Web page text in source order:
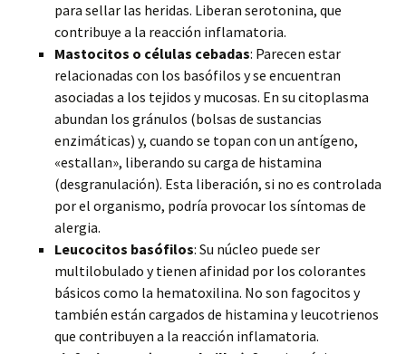
para sellar las heridas. Liberan serotonina, que
contribuye a la reacción inflamatoria.
Mastocitos o células cebadas: Parecen estar
relacionadas con los basófilos y se encuentran
asociadas a los tejidos y mucosas. En su citoplasma
abundan los gránulos (bolsas de sustancias
enzimáticas) y, cuando se topan con un antígeno,
«estallan», liberando su carga de histamina
(desgranulación). Esta liberación, si no es controlada
por el organismo, podría provocar los síntomas de
alergia.
Leucocitos basófilos: Su núcleo puede ser
multilobulado y tienen afinidad por los colorantes
básicos como la hematoxilina. No son fagocitos y
también están cargados de histamina y leucotrienos
que contribuyen a la reacción inflamatoria.